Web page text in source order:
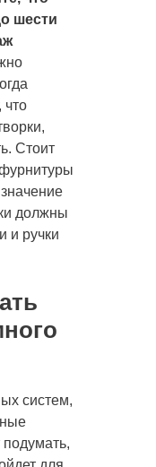
шести
что
Стоит
должны
и ручки
систем,